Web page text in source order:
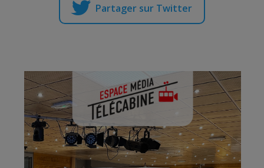
Partager sur Twitter